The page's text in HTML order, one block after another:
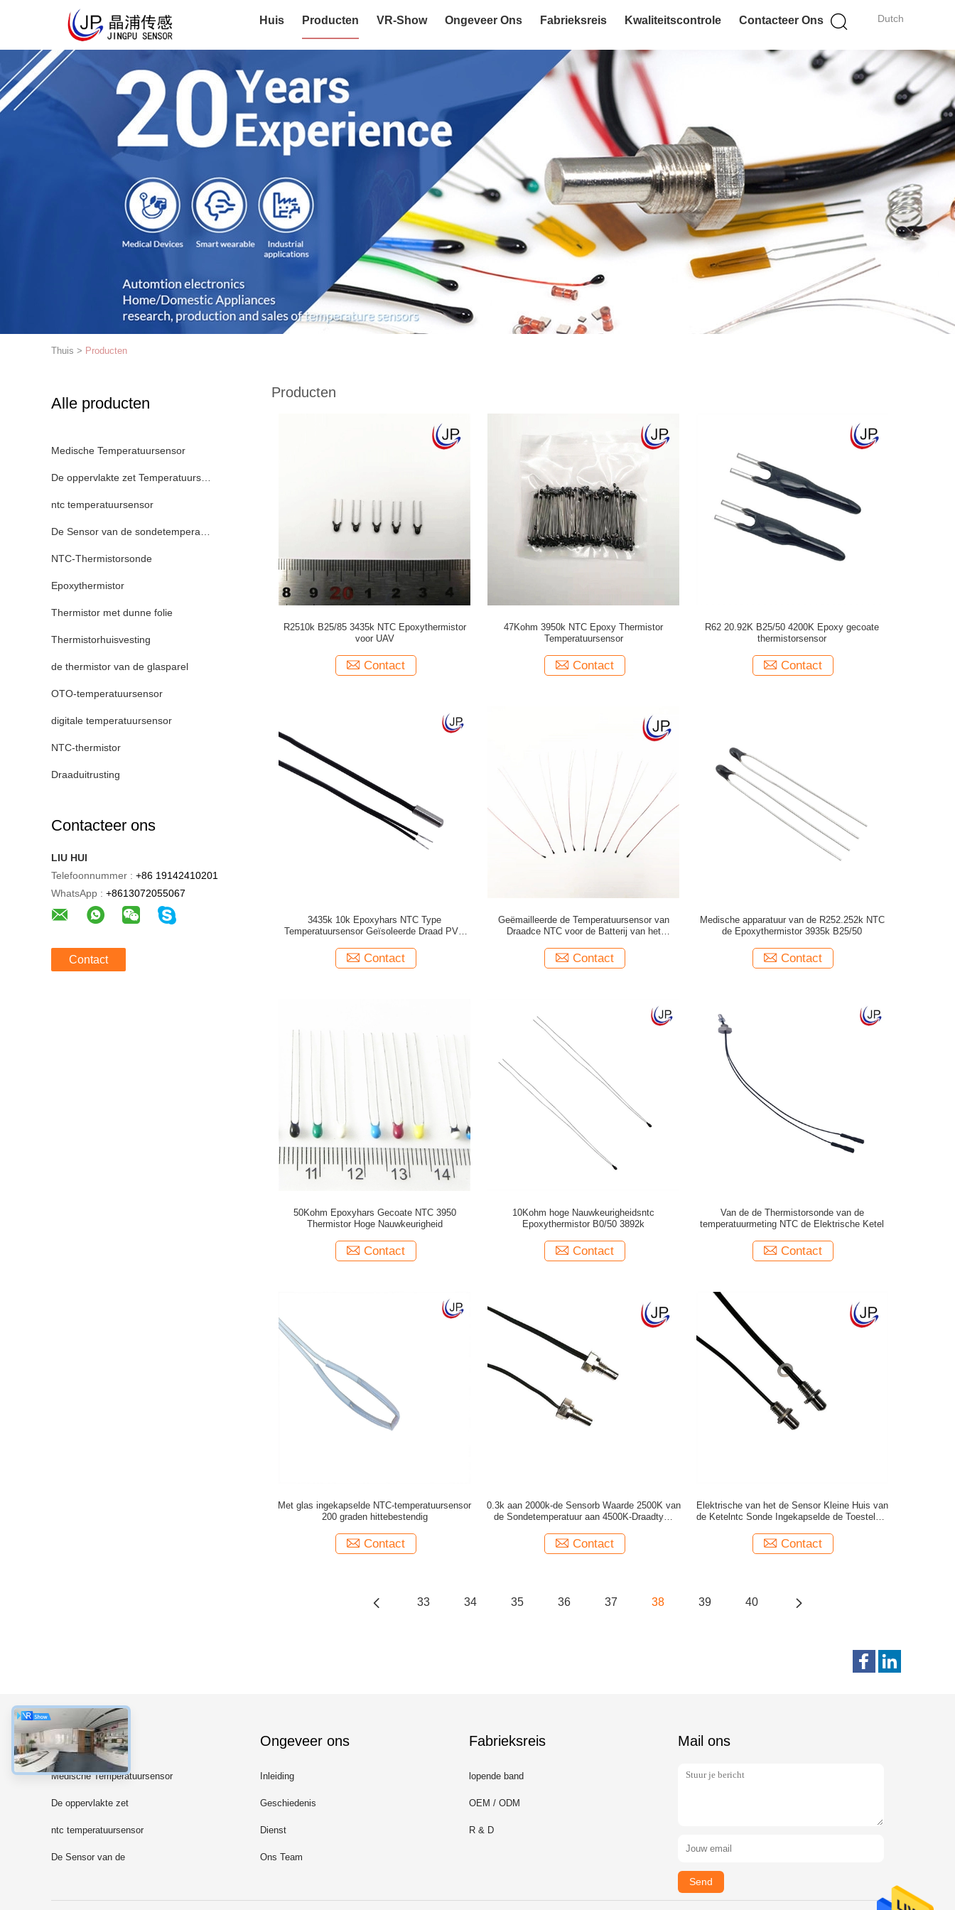
Dutch
Huis Producten VR-Show Ongeveer Ons Fabrieksreis Kwaliteitscontrole Contacteer Ons
Thuis > Producten
Alle producten
Medische Temperatuursensor
De oppervlakte zet Temperatuursensor op
ntc temperatuursensor
De Sensor van de sondetemperatuur
NTC-Thermistorsonde
Epoxythermistor
Thermistor met dunne folie
Thermistorhuisvesting
de thermistor van de glasparel
OTO-temperatuursensor
digitale temperatuursensor
NTC-thermistor
Draaduitrusting
Contacteer ons
LIU HUI
Telefoonnummer : +86 19142410201
WhatsApp : +8613072055067
Contact
Producten
R2510k B25/85 3435k NTC Epoxythermistor
voor UAV
Contact
47Kohm 3950k NTC Epoxy Thermistor
Temperatuursensor
Contact
R62 20.92K B25/50 4200K Epoxy gecoate
thermistorsensor
Contact
3435k 10k Epoxyhars NTC Type
Temperatuursensor Geïsoleerde Draad PVC
Contact
Geëmailleerde de Temperatuursensor van
Draadce NTC voor de Batterij van het
Contact
Medische apparatuur van de R252.252k NTC
de Epoxythermistor 3935k B25/50
Contact
50Kohm Epoxyhars Gecoate NTC 3950
Thermistor Hoge Nauwkeurigheid
Contact
10Kohm hoge Nauwkeurigheidsntc
Epoxythermistor B0/50 3892k
Contact
Van de de Thermistorsonde van de
temperatuurmeting NTC de Elektrische Ketel
Contact
Met glas ingekapselde NTC-temperatuursensor
200 graden hittebestendig
Contact
0.3k aan 2000k-de Sensorb Waarde 2500K van
de Sondetemperatuur aan 4500K-Draadtype
Contact
Elektrische van het de Sensor Kleine Huis van
de Ketelntc Sonde Ingekapselde de Toestellen
Contact
33 34 35 36 37 38 39 40
Categorieën
Medische Temperatuursensor
De oppervlakte zet
Temperatuursensor op
ntc temperatuursensor
De Sensor van de
Ongeveer ons
Inleiding
Geschiedenis
Dienst
Ons Team
Fabrieksreis
lopende band
OEM / ODM
R & D
Mail ons
Send